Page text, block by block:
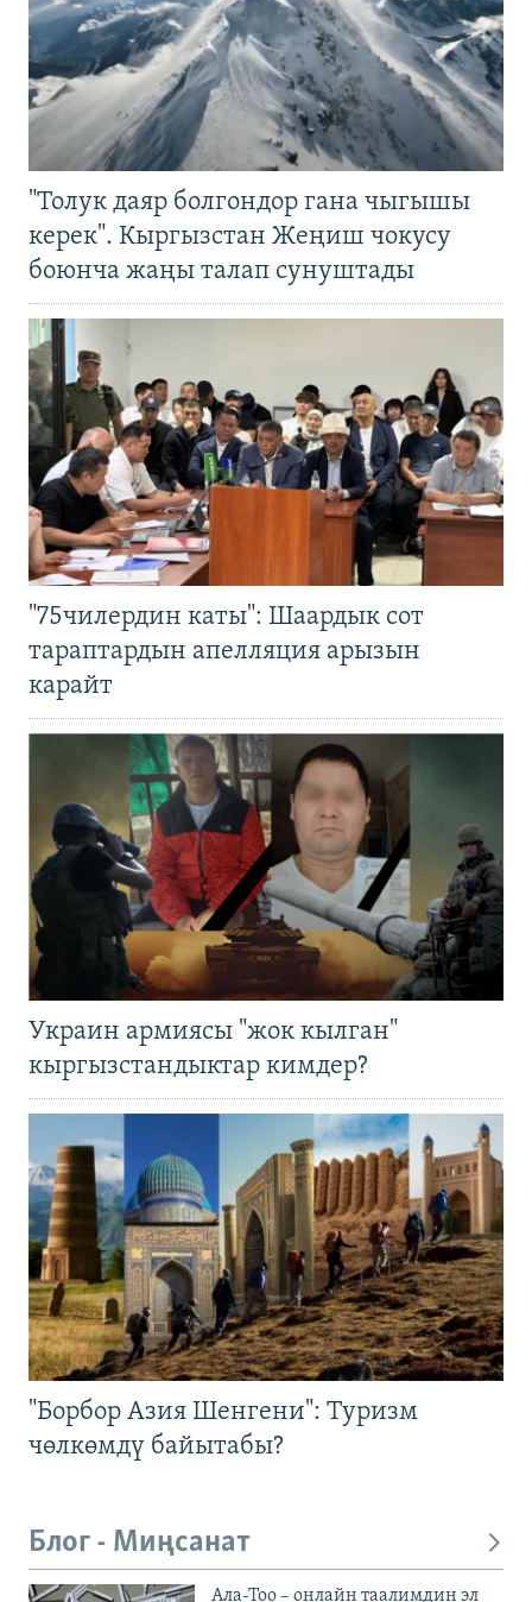
"Толук даяр болгондор гана чыгышы
керек". Кыргызстан Жеңиш чокусу
боюнча жаңы талап сунуштады
"75чилердин каты": Шаардык сот
тараптардын апелляция арызын
карайт
Украин армиясы "жок кылган"
кыргызстандыктар кимдер?
"Борбор Азия Шенгени": Туризм
чөлкөмдү байытабы?
Блог - Миңсанат
Ала-Тоо – онлайн таалимдин эл